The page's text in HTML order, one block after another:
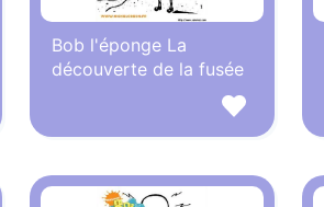
Bob l'éponge La
découverte de la fusée